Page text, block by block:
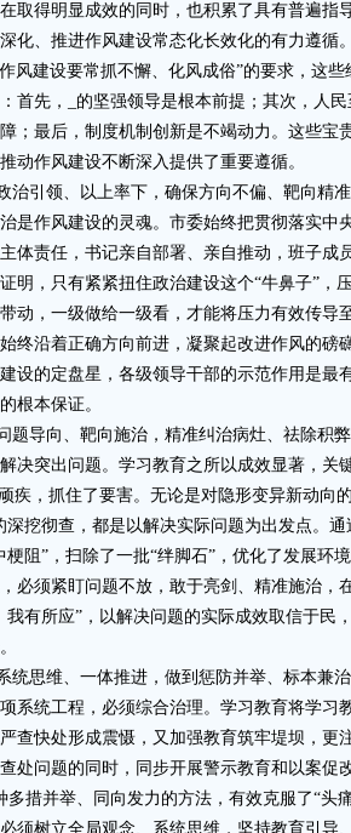
取得明显成效的同时，也积累了具有普遍指
化、推进作风建设常态化长效化的有力遵循
风建设要常抓不懈、化风成俗”的要求，这些
首先，_的坚强领导是根本前提；其次，人
；最后，制度机制创新是不竭动力。这些宝
动作风建设不断深入提供了重要遵循。
治引领、以上率下，确保方向不偏、靶向精准
是作风建设的灵魂。市委始终把贯彻落实中
体责任，书记亲自部署、亲自推动，班子成
明，只有紧紧扭住政治建设这个“牛鼻子”，
动，一级做给一级看，才能将压力有效传导
终沿着正确方向前进，凝聚起改进作风的磅
设的定盘星，各级领导干部的示范作用是最
根本保证。
题导向、靶向施治，精准纠治病灶、祛除积弊
决突出问题。学习教育之所以成效显著，关
疾，抓住了要害。无论是对隐形变异新动向
深挖彻查，都是以解决实际问题为出发点。
梗阻”，扫除了一批“绊脚石”，优化了发展环
必须紧盯问题不放，敢于亮剑、精准施治，
我有所应”，以解决问题的实际成效取信于民
统思维、一体推进，做到惩防并举、标本兼治
系统工程，必须综合治理。学习教育将学习
查快处形成震慑，又加强教育筑牢堤坝，更
处问题的同时，同步开展警示教育和以案促
多措并举、同向发力的方法，有效克服了“头
须树立全局观念、系统思维，坚持教育引导